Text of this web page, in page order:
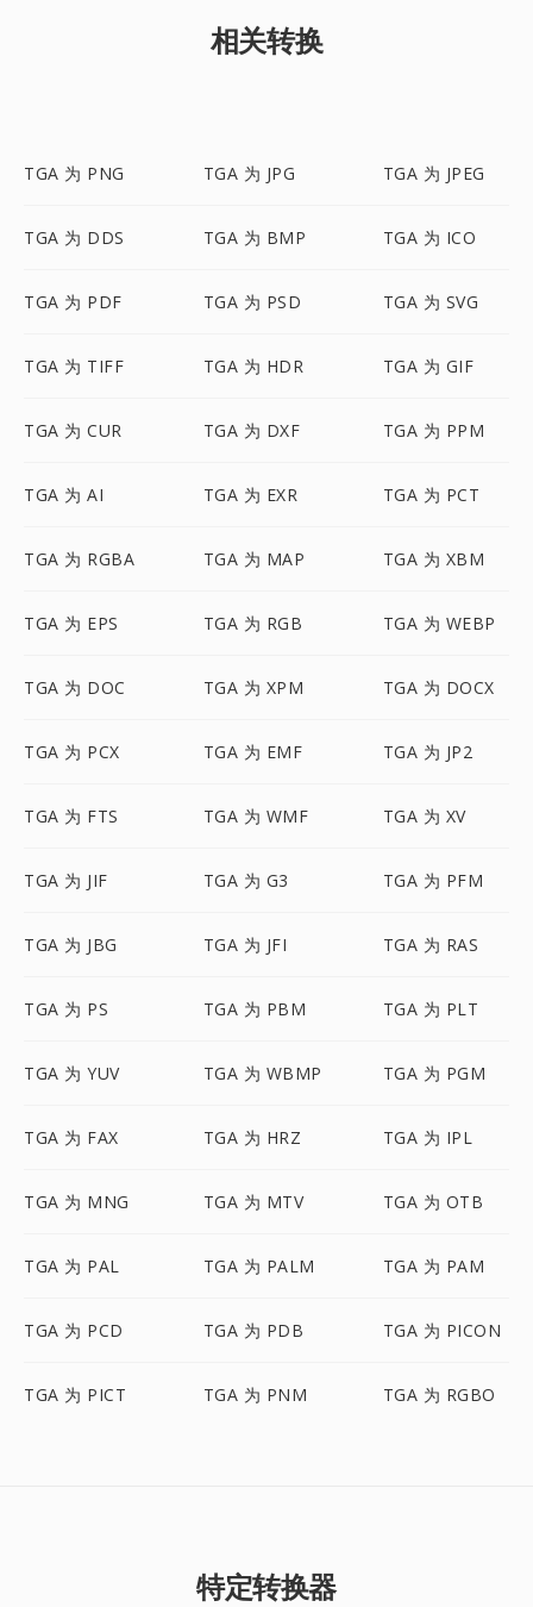
相关转换
TGA 为 PNG TGA 为 JPG TGA 为 JPEG
TGA 为 DDS TGA 为 BMP TGA 为 ICO
TGA 为 PDF TGA 为 PSD TGA 为 SVG
TGA 为 TIFF TGA 为 HDR TGA 为 GIF
TGA 为 CUR TGA 为 DXF TGA 为 PPM
TGA 为 AI TGA 为 EXR TGA 为 PCT
TGA 为 RGBA TGA 为 MAP TGA 为 XBM
TGA 为 EPS TGA 为 RGB TGA 为 WEBP
TGA 为 DOC TGA 为 XPM TGA 为 DOCX
TGA 为 PCX TGA 为 EMF TGA 为 JP2
TGA 为 FTS TGA 为 WMF TGA 为 XV
TGA 为 JIF TGA 为 G3 TGA 为 PFM
TGA 为 JBG TGA 为 JFI TGA 为 RAS
TGA 为 PS TGA 为 PBM TGA 为 PLT
TGA 为 YUV TGA 为 WBMP TGA 为 PGM
TGA 为 FAX TGA 为 HRZ TGA 为 IPL
TGA 为 MNG TGA 为 MTV TGA 为 OTB
TGA 为 PAL TGA 为 PALM TGA 为 PAM
TGA 为 PCD TGA 为 PDB TGA 为 PICON
TGA 为 PICT TGA 为 PNM TGA 为 RGBO
特定转换器